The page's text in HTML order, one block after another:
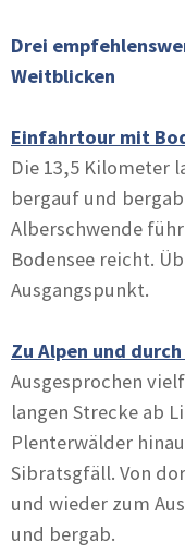
Drei
Weitblicken
Einfahrtour mit
Die 13,5 Kilometer
bergauf und
Alberschwende
Bodensee reicht.
Ausgangspunkt.
Zu Alpen und
Ausgesprochen
langen Strecke ab
Plenterwälder
Sibratsgfäll. Von
und wieder zum
und bergab.